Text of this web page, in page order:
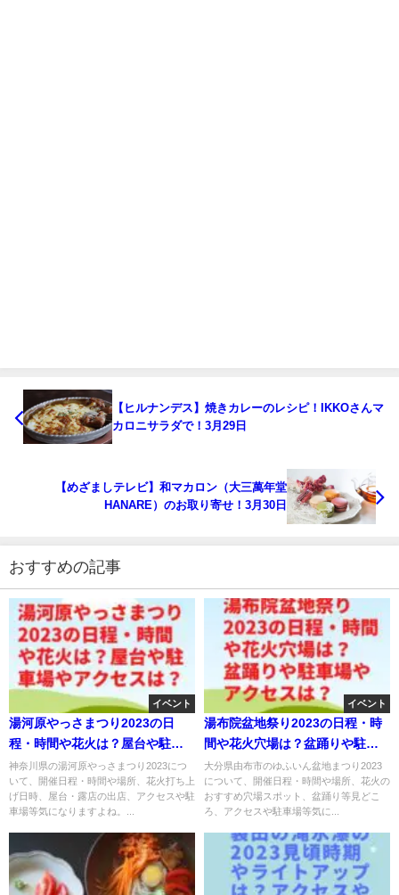
【ヒルナンデス】焼きカレーのレシピ！IKKOさんマ
カロニサラダで！3月29日
【めざましテレビ】和マカロン（大三萬年堂
HANARE）のお取り寄せ！3月30日
おすすめの記事
イベント
湯河原やっさまつり2023の日
程・時間や花火は？屋台や駐車
場やアクセスは？
神奈川県の湯河原やっさまつり2023につ
いて、開催日程・時間や場所、花火打ち上
げ日時、屋台・露店の出店、アクセスや駐
車場等気になりますよね。...
イベント
湯布院盆地祭り2023の日程・時
間や花火穴場は？盆踊りや駐車
場やアクセスは？
大分県由布市のゆふいん盆地まつり2023
について、開催日程・時間や場所、花火の
おすすめ穴場スポット、盆踊り等見どこ
ろ、アクセスや駐車場等気に...